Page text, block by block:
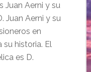
Juan Aerni y su
Juan Aerni y su
en
su historia. El
es D.